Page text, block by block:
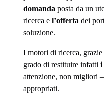
domandaposta da un
ricerca el’offertadei
soluzione.
I motori di ricerca,
grado di restituire infattii
attenzione, non migliori
appropriati.